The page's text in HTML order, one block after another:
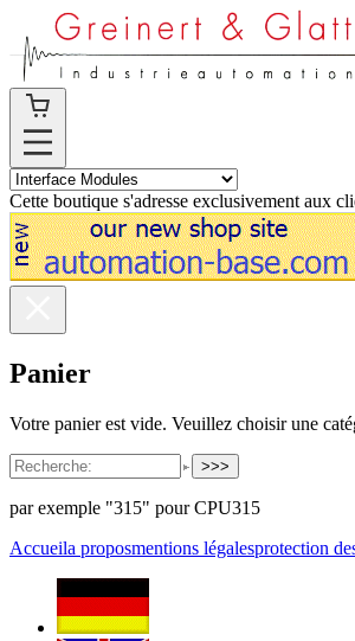
Cette boutique s'adresse exclusivement aux
Panier
Votre panier est vide. Veuillez choisir une
>>>
par exemple "315" pour CPU315
Accueila proposmentions légalesprotection